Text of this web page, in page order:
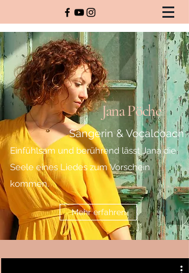
Jana Pöche
Sängerin & Vocalcoach
Einfühlsam und berührend lässtJana die
Seele eines Liedes zumVorschein
kommen.
Mehr erfahren